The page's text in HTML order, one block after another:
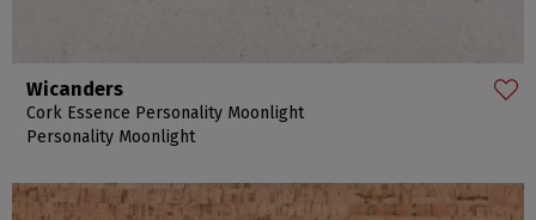
Wicanders
Cork Essence Personality Moonlight
Personality Moonlight